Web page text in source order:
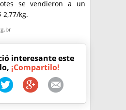
se vendieron a un
2,77/kg.
interesante este
¡Compartilo!